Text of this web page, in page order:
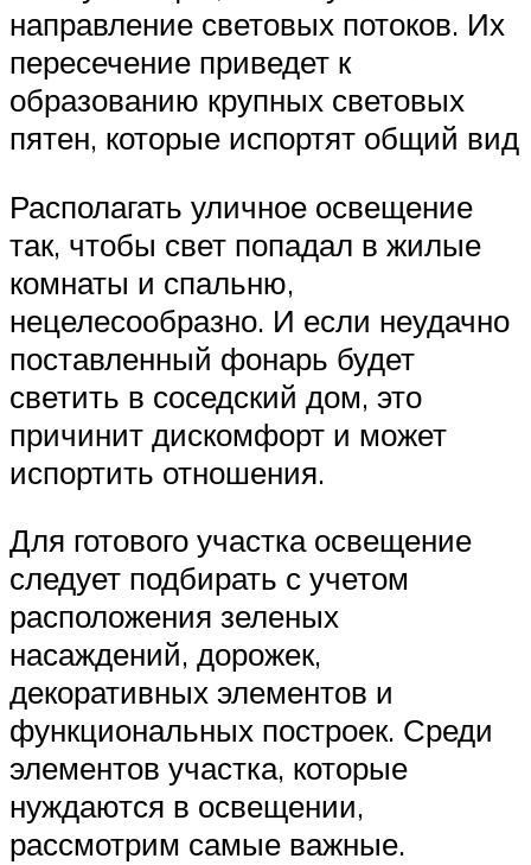
направление световых потоков. Их
пересечение приведет к
образованию крупных световых
пятен, которые испортят общий вид
Располагать уличное освещение
так, чтобы свет попадал в жилые
комнаты и спальню,
нецелесообразно. И если неудачно
поставленный фонарь будет
светить в соседский дом, это
причинит дискомфорт и может
испортить отношения.
Для готового участка освещение
следует подбирать с учетом
расположения зеленых
насаждений, дорожек,
декоративных элементов и
функциональных построек. Среди
элементов участка, которые
нуждаются в освещении,
рассмотрим самые важные.